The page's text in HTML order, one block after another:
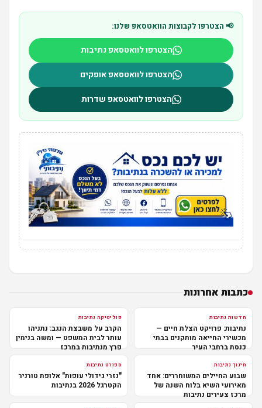
📢 הצטרפו לקבוצות הוואטסאפ שלנו:
הצטרפו לוואטסאפ נתיבות
הצטרפו לוואטסאפ אופקים
הצטרפו לוואטסאפ שדרות
כתבות אחרונות
חדשות נתיבות
נתיבות: פרויקט הצלת חיים —
מכשירי החייאה מותקנים בבתי
כנסת ברחבי העיר
פוליטיקה נתיבות
הקרב על משבצת הנגב: נתניהו
עותר לבית המשפט — ומשה בנימין
פרץ מנתיבות במרכז
חינוך נתיבות
שבוע החיילים המשוחררים: אחד
מאירועי השיא בלוח השנה של
מרכז צעירים נתיבות
ספורט נתיבות
"נזרי גידולי עופות" אלופת טורניר
הקטרגל 2026 בנתיבות